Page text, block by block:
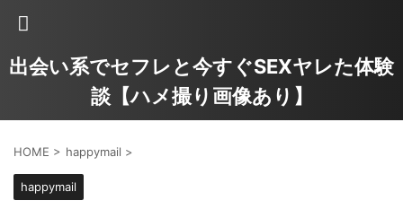
出会い系でセフレと今すぐSEXヤレた体験
談【ハメ撮り画像あり】
HOME > happymail >
happymail